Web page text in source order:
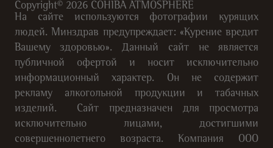
Copyright© 2026COHIBA ATMOSPHERE
На сайте используются фотографии курящих
людей. Минздрав предупреждает: «Курение вредит
Вашему здоровью». Данный сайт не является
публичной офертой и носит исключительно
информационный характер. Он не содержит
рекламу алкогольной продукции и табачных
изделий. Сайт предназначен для просмотра
исключительно лицами, достигшими
совершеннолетнего возраста. Компания ООО